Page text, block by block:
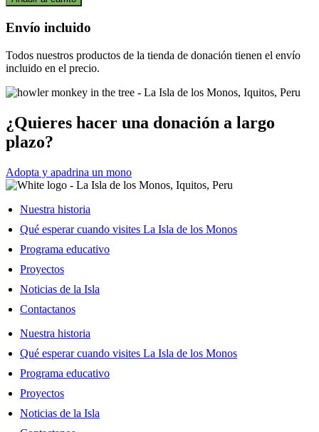
Envío incluido
Todos nuestros productos de la tienda de donación tienen el envío
incluido en el precio.
¿Quieres hacer una donación a largo
plazo?
Adopta y apadrina un mono
Nuestra historia
Qué esperar cuando visites La Isla de los Monos
Programa educativo
Proyectos
Noticias de la Isla
Contactanos
Nuestra historia
Qué esperar cuando visites La Isla de los Monos
Programa educativo
Proyectos
Noticias de la Isla